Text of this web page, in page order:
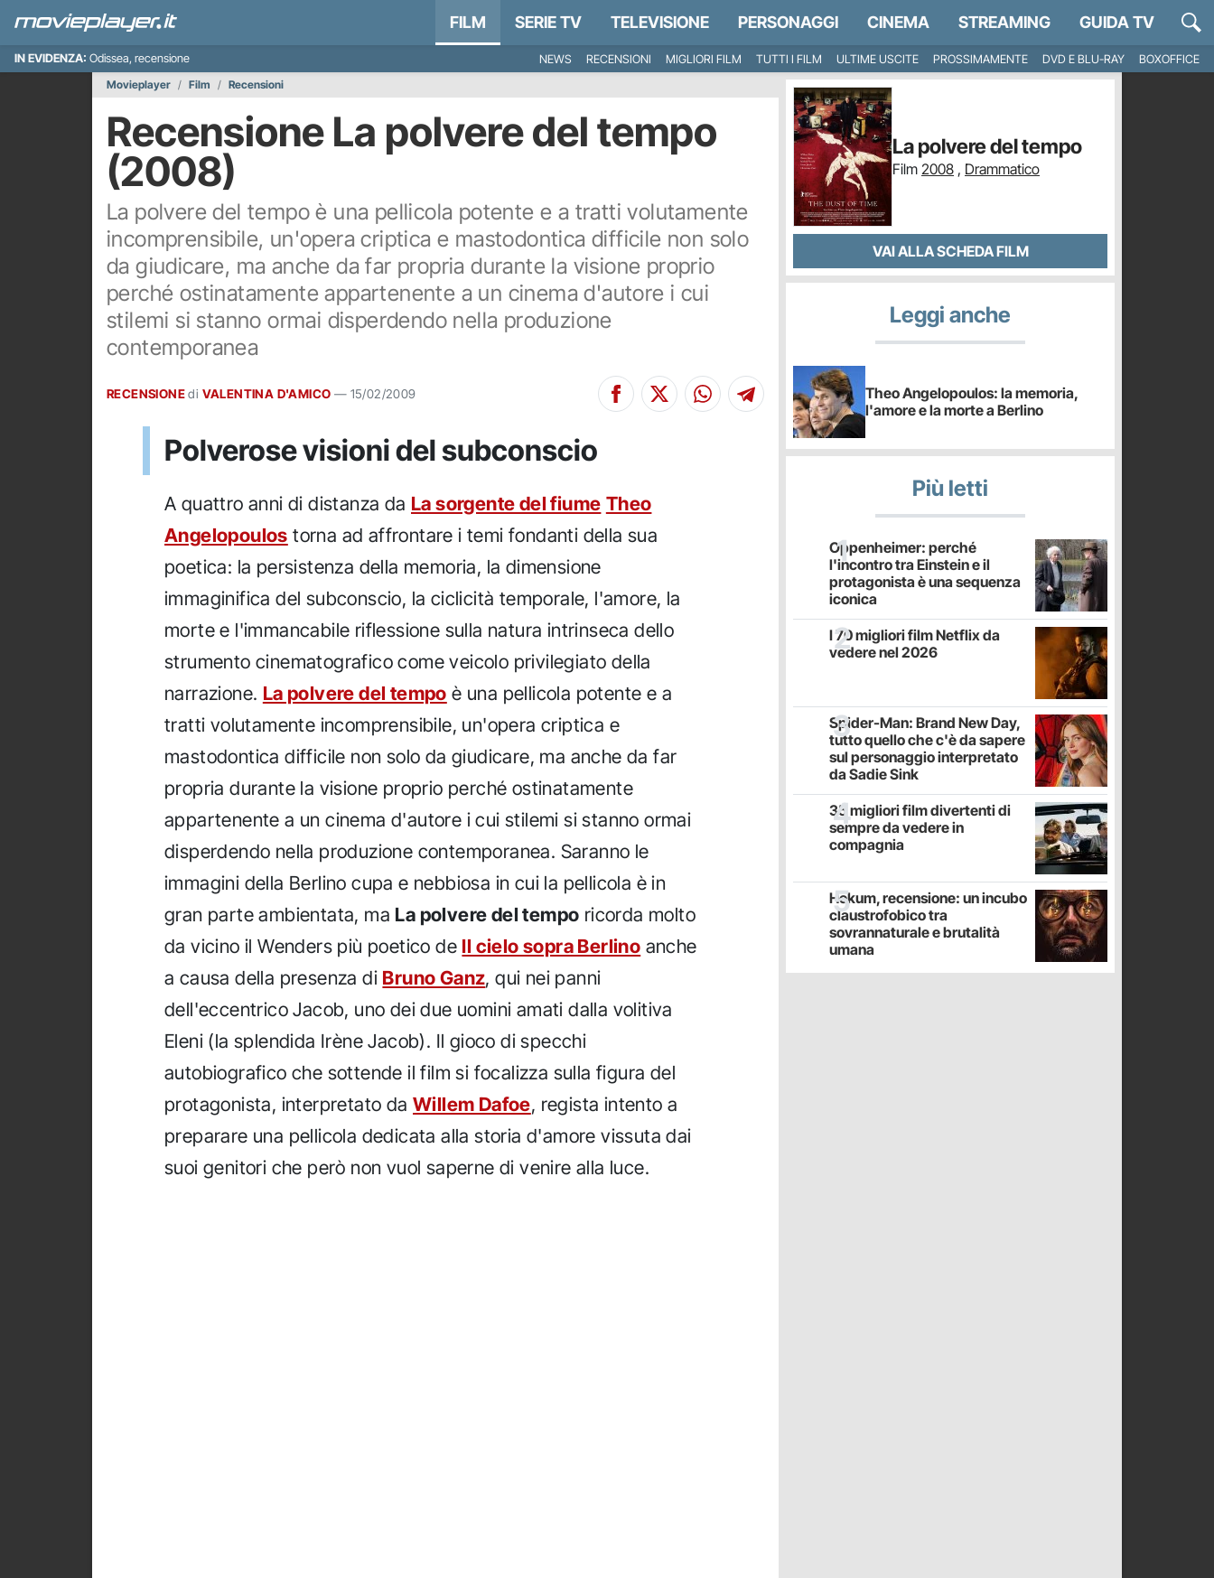
FILM SERIE TV TELEVISIONE PERSONAGGI CINEMA STREAMING GUIDA TV
IN EVIDENZA: Odissea, recensione NEWS RECENSIONI MIGLIORI FILM TUTTI I FILM ULTIME USCITE PROSSIMAMENTE DVD E BLU-RAY
BOXOFFICE
Movieplayer
Film Recensioni
Recensione La polvere del tempo
(2008)
La polvere del tempo è una pellicola potente e a tratti volutamente
incomprensibile, un'opera criptica e mastodontica difficile non solo
da giudicare, ma anche da far propria durante la visione proprio
perché ostinatamente appartenente a un cinema d'autore i cui
stilemi si stanno ormai disperdendo nella produzione
contemporanea
RECENSIONE di VALENTINA D'AMICO — 15/02/2009
Polverose visioni del subconscio
A quattro anni di distanza da La sorgente del fiume Theo
Angelopoulos torna ad affrontare i temi fondanti della sua
poetica: la persistenza della memoria, la dimensione
immaginifica del subconscio, la ciclicità temporale, l'amore, la
morte e l'immancabile riflessione sulla natura intrinseca dello
strumento cinematografico come veicolo privilegiato della
narrazione. La polvere del tempo è una pellicola potente e a
tratti volutamente incomprensibile, un'opera criptica e
mastodontica difficile non solo da giudicare, ma anche da far
propria durante la visione proprio perché ostinatamente
appartenente a un cinema d'autore i cui stilemi si stanno ormai
disperdendo nella produzione contemporanea. Saranno le
immagini della Berlino cupa e nebbiosa in cui la pellicola è in
gran parte ambientata, ma La polvere del tempo ricorda molto
da vicino il Wenders più poetico de Il cielo sopra Berlino anche
a causa della presenza di Bruno Ganz, qui nei panni
dell'eccentrico Jacob, uno dei due uomini amati dalla volitiva
Eleni (la splendida Irène Jacob). Il gioco di specchi
autobiografico che sottende il film si focalizza sulla figura del
protagonista, interpretato da Willem Dafoe, regista intento a
preparare una pellicola dedicata alla storia d'amore vissuta dai
suoi genitori che però non vuol saperne di venire alla luce.
La polvere del tempo
Film 2008 , Drammatico
VAI ALLA SCHEDA FILM
Leggi anche
Theo Angelopoulos: la memoria,
l'amore e la morte a Berlino
Più letti
Oppenheimer: perché
l'incontro tra Einstein e il
protagonista è una sequenza
iconica
I 70 migliori film Netflix da
vedere nel 2026
Spider-Man: Brand New Day,
tutto quello che c'è da sapere
sul personaggio interpretato
da Sadie Sink
35 migliori film divertenti di
sempre da vedere in
compagnia
Hokum, recensione: un incubo
claustrofobico tra
sovrannaturale e brutalità
umana